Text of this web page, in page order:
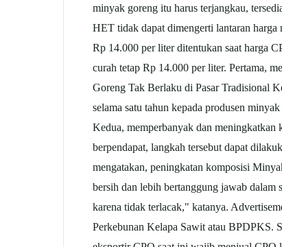
minyak goreng itu harus terjangkau,
HET tidak dapat dimengerti lantaran
Rp 14.000 per liter ditentukan saat harga
curah tetap Rp 14.000 per liter. Pertama,
Goreng Tak Berlaku di Pasar Tradisional
selama satu tahun kepada produsen
Kedua, memperbanyak dan
berpendapat, langkah tersebut dapat
mengatakan, peningkatan komposisi
bersih dan lebih bertanggung jawab
karena tidak terlacak," katanya.
Perkebunan Kelapa Sawit atau BPDPKS.